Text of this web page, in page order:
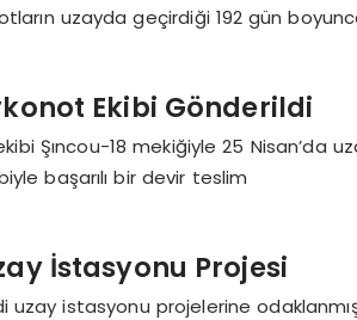
uzayda geçirdiği 192 gün
Ekibi Gönderildi
Şıncou-18 mekiğiyle 25 Nisan’da
başarılı bir devir teslim
İstasyonu Projesi
uzay istasyonu projelerine